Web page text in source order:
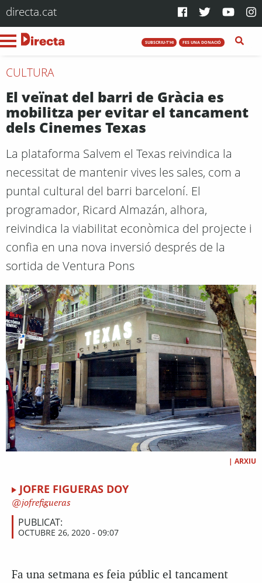
directa.cat
SUBSCRIU-T'HI FES UNA DONACIÓ
CULTURA
El veïnat del barri de Gràcia es
mobilitza per evitar el tancament
dels Cinemes Texas
La plataforma Salvem el Texas reivindica la
necessitat de mantenir vives les sales, com a
puntal cultural del barri barceloní. El
programador, Ricard Almazán, alhora,
reivindica la viabilitat econòmica del projecte i
confia en una nova inversió després de la
sortida de Ventura Pons
| ARXIU
JOFRE FIGUERAS DOY
jofrefigueras
PUBLICAT:
OCTUBRE 26, 2020 - 09:07
Fa una setmana es feia públic el tancament